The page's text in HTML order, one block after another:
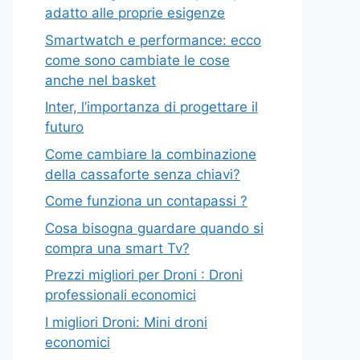
adatto alle proprie esigenze
Smartwatch e performance: ecco
come sono cambiate le cose
anche nel basket
Inter, l’importanza di progettare il
futuro
Come cambiare la combinazione
della cassaforte senza chiavi?
Come funziona un contapassi ?
Cosa bisogna guardare quando si
compra una smart Tv?
Prezzi migliori per Droni : Droni
professionali economici
I migliori Droni: Mini droni
economici